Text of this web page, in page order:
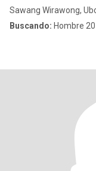
Sawang Wirawong,
Buscando: Hombre